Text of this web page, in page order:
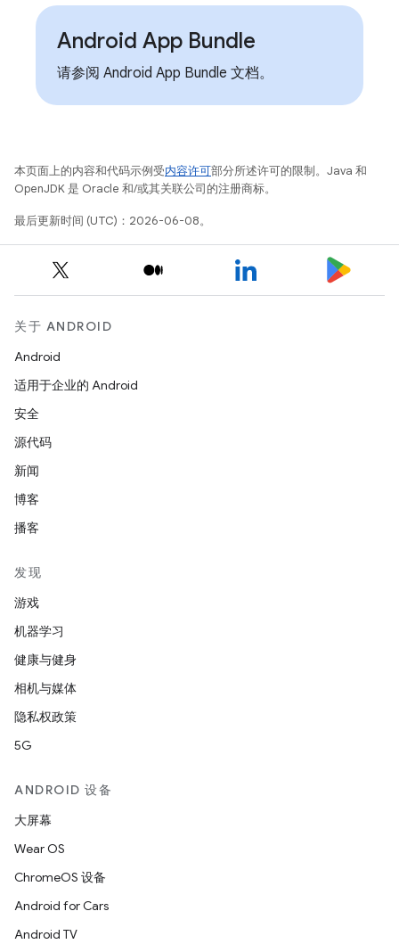
Android App Bundle
请参阅 Android App Bundle 文档。
本页面上的内容和代码示例受内容许可部分所述许可的限制。Java 和
OpenJDK 是 Oracle 和/或其关联公司的注册商标。
最后更新时间 (UTC)：2026-06-08。
关于 ANDROID
Android
适用于企业的 Android
安全
源代码
新闻
博客
播客
发现
游戏
机器学习
健康与健身
相机与媒体
隐私权政策
5G
ANDROID 设备
大屏幕
Wear OS
ChromeOS 设备
Android for Cars
Android TV